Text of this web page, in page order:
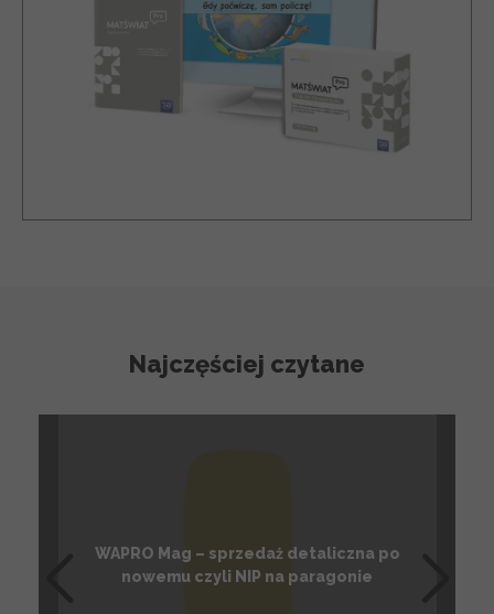
Najczęściej czytane
WAPRO Mag – sprzedaż detaliczna po
nowemu czyli NIP na paragonie